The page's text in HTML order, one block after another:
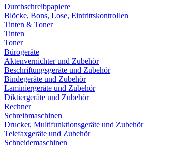
Durchschreibpapiere
Blöcke, Bons, Lose, Eintrittskontrollen
Tinten & Toner
Tinten
Toner
Bürogeräte
Aktenvernichter und Zubehör
Beschriftungsgeräte und Zubehör
Bindegeräte und Zubehör
Laminiergeräte und Zubehör
Diktiergeräte und Zubehör
Rechner
Schreibmaschinen
Drucker, Multifunktionsgeräte und Zubehör
Telefaxgeräte und Zubehör
Schneidemaschinen